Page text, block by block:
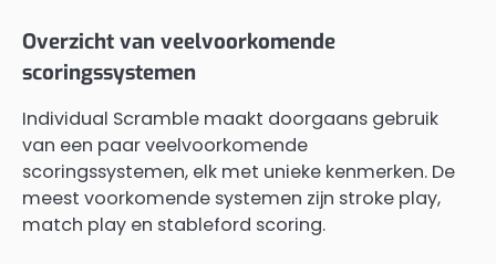
Overzicht van veelvoorkomende
scoringssystemen
Individual Scramble maakt doorgaans gebruik
van een paar veelvoorkomende
scoringssystemen, elk met unieke kenmerken. De
meest voorkomende systemen zijn stroke play,
match play en stableford scoring.